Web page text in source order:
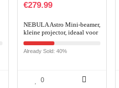
€279.99
NEBULA Astro Mini-beamer,
kleine projector, ideaal voor
kinderen, met 100 ANSI
lumen, Android 7.1, sterk…
Already Sold: 40%
0